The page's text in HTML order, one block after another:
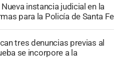
Nueva instancia judicial en la
para la Policía de Santa Fe
tres denuncias previas al
se incorpore a la